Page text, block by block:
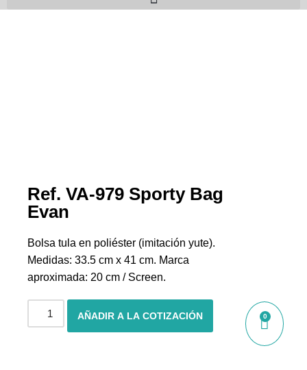
0
Ref. VA-979 Sporty Bag
Evan
Bolsa tula en poliéster (imitación yute).
Medidas: 33.5 cm x 41 cm. Marca
aproximada: 20 cm / Screen.
AÑADIR A LA COTIZACIÓN